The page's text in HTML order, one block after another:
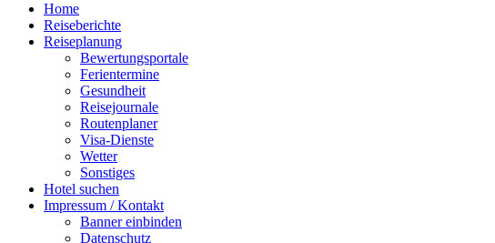
Home
Reiseberichte
Reiseplanung
Bewertungsportale
Ferientermine
Gesundheit
Reisejournale
Routenplaner
Visa-Dienste
Wetter
Sonstiges
Hotel suchen
Impressum / Kontakt
Banner einbinden
Datenschutz